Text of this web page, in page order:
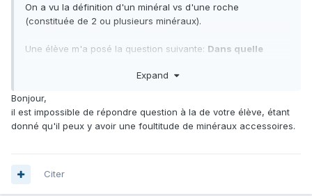
On a vu la définition d'un minéral vs d'une roche
(constituée de 2 ou plusieurs minéraux).
Une élève m'a posé la question suivante: Dans quelle
intelligente mais je ne trouve pas de réponse en ligne...
Le granite par exemple est un assemblage de
quartz/feldspath/mica.
roche? De les compter?
Expand
Bonjour,
il est impossible de répondre question à la de votre élève, étant
donné qu'il peux y avoir une foultitude de minéraux accessoires.
Citer